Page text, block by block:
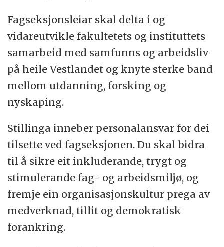
funksjon og deltaking". I tillegg har Fakultet
for helse- og sosialvitskap delansvar for
forskingsområdet: "Innovasjon i offentleg
sektor" i den tverrfakultære ph.d.-
utdanninga Responsible Innovation and
regional Development (RESINNREG).
Studentane våre får omfattande
ferdigheitstrening og praksis, mellom anna
gjennom øvingar i kommunikasjon og
simulering ved vårt avanserte
simuleringssenter, SimArena. Fakultetet
legger vekt på fleksible læringsformer og
Fagseksjonsleiar skal delta i og
vidareutvikle fakultetets og instituttets
samarbeid med samfunns og arbeidsliv
på heile Vestlandet og knyte sterke band
mellom utdanning, forsking og
nyskaping.
Stillinga inneber personalansvar for dei
tilsette ved fagseksjonen. Du skal bidra
til å sikre eit inkluderande, trygt og
stimulerande fag- og arbeidsmiljø, og
fremje ein organisasjonskultur prega av
medverknad, tillit og demokratisk
forankring.